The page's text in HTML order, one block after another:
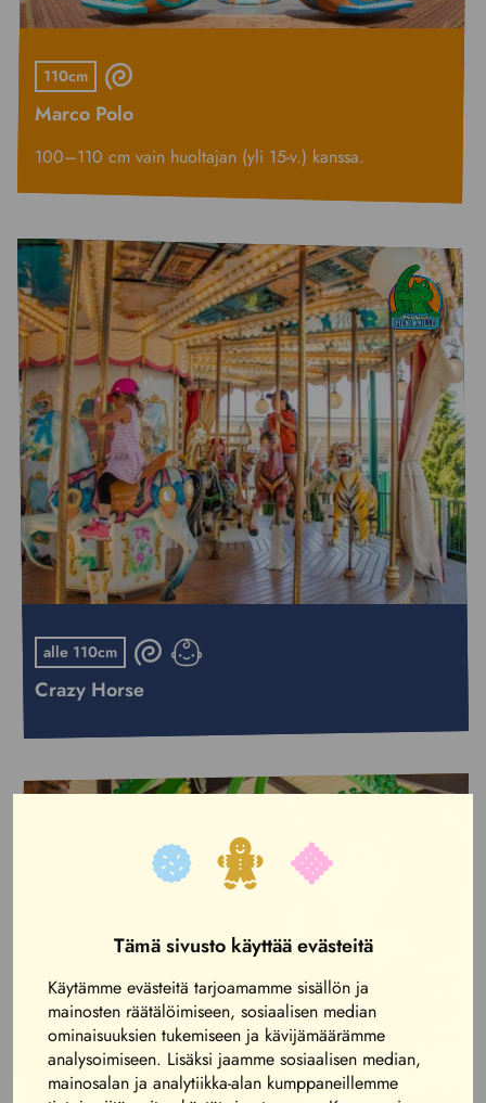
Tämä sivusto käyttää evästeitä
Käytämme evästeitä tarjoamamme sisällön ja
mainosten räätälöimiseen, sosiaalisen median
ominaisuuksien tukemiseen ja kävijämäärämme
analysoimiseen. Lisäksi jaamme sosiaalisen median,
mainosalan ja analytiikka-alan kumppaneillemme
110cm
Marco Polo
100–110 cm vain huoltajan (yli 15-v.) kanssa.
alle 110cm
Crazy Horse